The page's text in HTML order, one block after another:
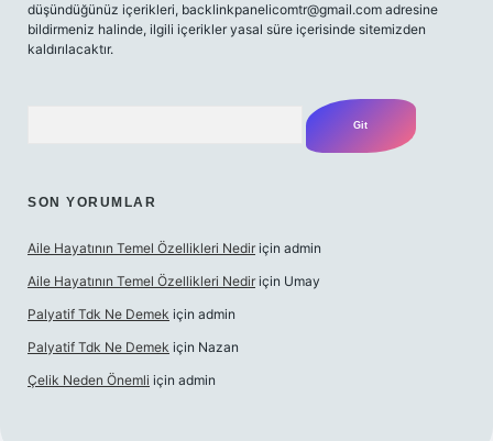
düşündüğünüz içerikleri, backlinkpanelicomtr@gmail.com adresine
bildirmeniz halinde, ilgili içerikler yasal süre içerisinde sitemizden
kaldırılacaktır.
SON YORUMLAR
Aile Hayatının Temel Özellikleri Nedir için admin
Aile Hayatının Temel Özellikleri Nedir için Umay
Palyatif Tdk Ne Demek için admin
Palyatif Tdk Ne Demek için Nazan
Çelik Neden Önemli için admin